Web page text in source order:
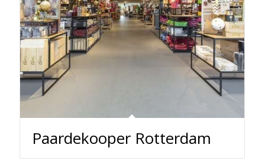
Paardekooper Rotterdam